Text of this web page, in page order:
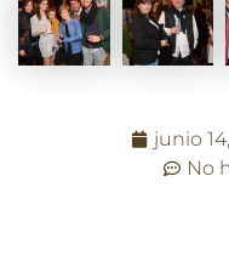
junio
No